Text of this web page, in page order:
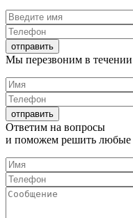
Мы перезвоним в течении
Ответим на вопросы
и поможем решить любые